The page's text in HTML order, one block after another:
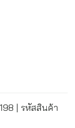
| รหัสสินค้า